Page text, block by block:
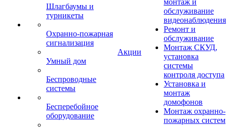
Шлагбаумы и
турникеты
Охранно-пожарная
сигнализация
Умный дом
Беспроводные
системы
Бесперебойное
оборудование
Акции
монтаж и
обслуживание
видеонаблюдения
Ремонт и
обслуживание
Монтаж СКУД,
установка
системы
контроля доступа
Установка и
монтаж
домофонов
Монтаж охранно-
пожарных систем